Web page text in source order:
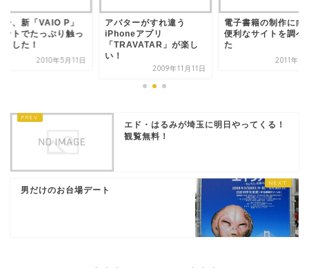
ー、新「VAIO P」
ントでたっぷり触っ
ました！
2010年5月11日
アバターがすれ違う
iPhoneアプリ
「TRAVATAR」が楽し
い！
2009年11月11日
電子書籍の制作に向
便利なサイトを調べ
た
2011年4
エド・はるみが埼玉に明日やってくる！
観覧無料！
男だけのお台場デート